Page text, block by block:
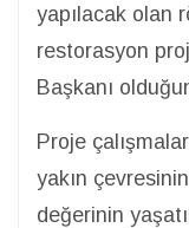
yapılacak olan
restorasyon
Başkanı
Proje
yakın
değerinin